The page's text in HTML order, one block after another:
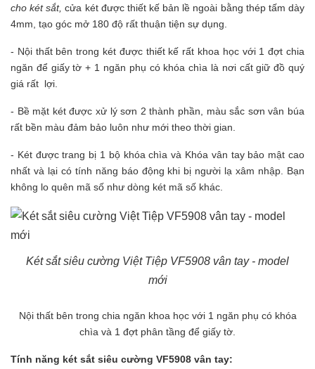
cho két sắt,cửa két được thiết kế bản lề ngoài bằng thép tấm dày
4mm, tạo góc mở 180 độ rất thuận tiện sự dụng.
- Nội thất bên trong két được thiết kế rất khoa học với 1 đợt chia
ngăn để giấy tờ + 1 ngăn phụ có khóa chìa là nơi cất giữ đồ quý
giá rất lợi.
- Bề mặt két được xử lý sơn 2 thành phần, màu sắc sơn vân búa
rất bền màu đảm bảo luôn như mới theo thời gian.
- Két được trang bị 1 bộ khóa chìa và Khóa vân tay bảo mật cao
nhất và lại có tính năng báo động khi bị người lạ xâm nhập. Bạn
không lo quên mã số như dòng két mã số khác.
Két sắt siêu cường Việt Tiệp VF5908 vân tay - model
mới
Nội thất bên trong chia ngăn khoa học với 1 ngăn phụ có khóa
chìa và 1 đợt phân tầng để giấy tờ.
Tính năng két sắt siêu cường VF5908 vân tay: